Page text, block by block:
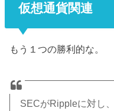
仮想通貨関連
もう１つの勝利的な。
SECがRippleに対し